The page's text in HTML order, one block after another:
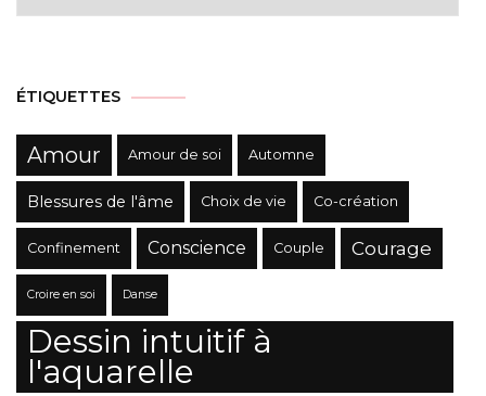
ÉTIQUETTES
Amour Amour de soi Automne
Blessures de l'âme Choix de vie Co-création
Confinement Conscience Couple Courage
Croire en soi Danse
Dessin intuitif à
l'aquarelle